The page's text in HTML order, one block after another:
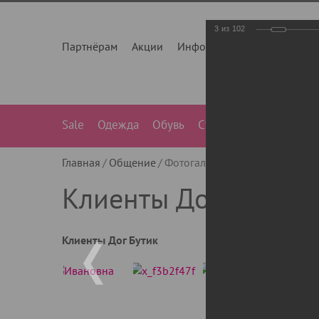
Партнёрам Акции Инфо
Sale Одежда Обувь Сумки
Главная Общение Фотогалерея
Клиенты Дог Бутик
Клиенты Дог Бутик
3 из 102